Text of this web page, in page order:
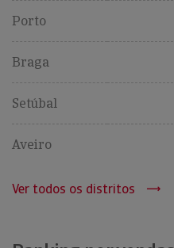
Porto
Braga
Setúbal
Aveiro
Ver todos os distritos